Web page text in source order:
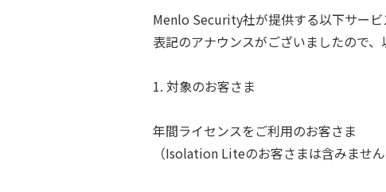
Menlo Security社が提供する以下サービ
表記のアナウンスがございましたので、
1. 対象のお客さま
年間ライセンスをご利用のお客さま
（Isolation Liteのお客さまは含みません